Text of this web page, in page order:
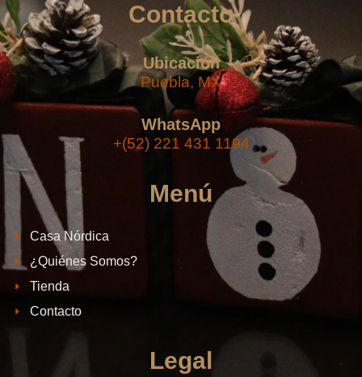
Contacto
Ubicación
Puebla, MX
WhatsApp
+(52) 221 431 1194
Menú
Casa Nórdica
¿Quiénes Somos?
Tienda
Contacto
Legal